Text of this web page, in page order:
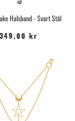
Halsband - Svart Stål
349,00 kr